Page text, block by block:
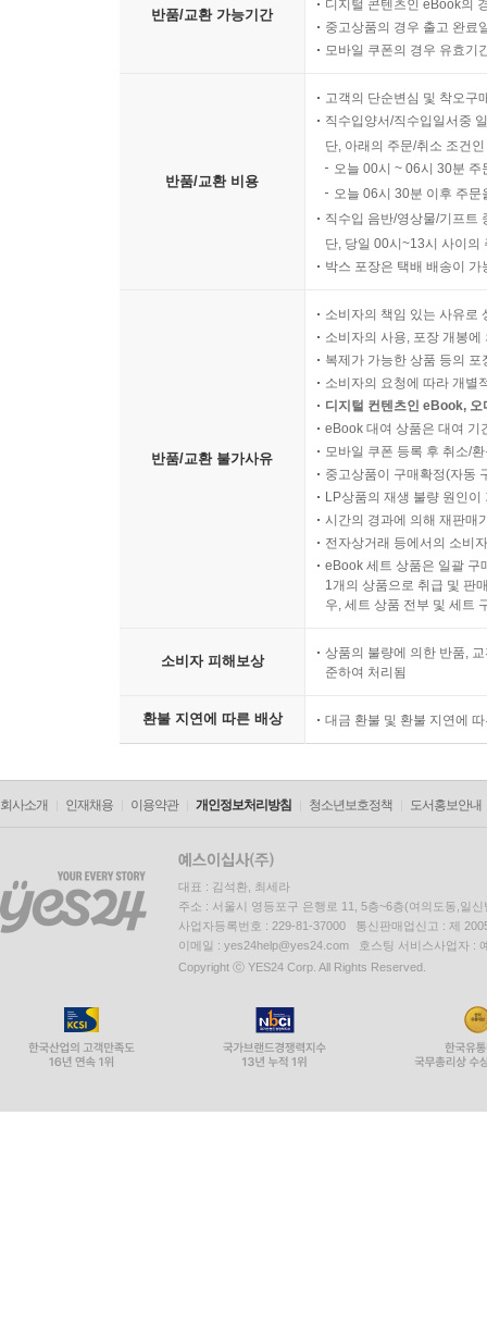
반품/교환 가능기간
디지털 콘텐츠인 eBook의
중고상품의 경우 출고 완료
모바일 쿠폰의 경우 유효기
반품/교환 비용
고객의 단순변심 및 착오구
직수입양서/직수입일서중
단, 아래의 주문/취소 조건
오늘 00시 ~ 06시 30분
오늘 06시 30분 이후 주
직수입 음반/영상물/기프트
단, 당일 00시~13시 사이의
박스 포장은 택배 배송이
반품/교환 불가사유
소비자의 책임 있는 사유로
소비자의 사용, 포장 개봉
복제가 가능한 상품 등의
소비자의 요청에 따라 개별
디지털 컨텐츠인 eBook,
eBook 대여 상품은 대여 기
모바일 쿠폰 등록 후 취소/
중고상품이 구매확정(자동
LP상품의 재생 불량 원인
시간의 경과에 의해 재판매
전자상거래 등에서의 소비
eBook 세트 상품은 일괄 구
1개의 상품으로 취급 및 판
우, 세트 상품 전부 및 세트
소비자 피해보상
상품의 불량에 의한 반품,
준하여 처리됨
환불 지연에 따른 배상 대금 환불 및 환불 지연에
회사소개 인재채용 이용약관 개인정보처리방침 청소년보호정책 도서홍보안내
대표 : 김석환, 최세라
주소 : 서울시 영등포구 은행로 11, 5층~6층(여의도동,일신
사업자등록번호 : 229-81-37000 통신판매업신고 : 제
이메일 : yes24help@yes24.com 호스팅 서비스사업자 :
Copyright ⓒ YES24 Corp. All Rights Reserved.